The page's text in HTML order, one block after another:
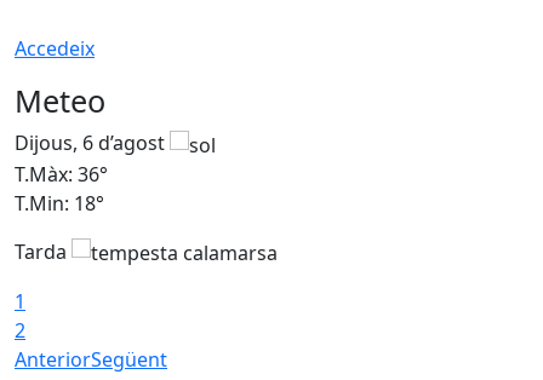
Accedeix
Meteo
Dijous, 6 d’agost
T.Màx: 36°
T.Min: 18°
Tarda
1
2
AnteriorSegüent